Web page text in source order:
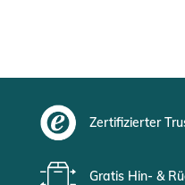
Zertifizierter
Gratis Hin- &